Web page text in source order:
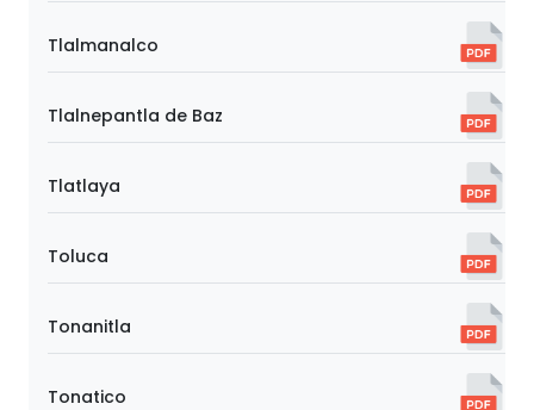
Tlalmanalco
Tlalnepantla de Baz
Tlatlaya
Toluca
Tonanitla
Tonatico